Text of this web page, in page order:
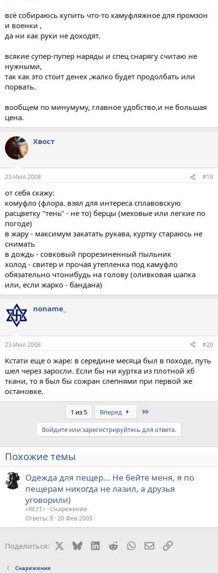
всё собираюсь купить что-то камуфляжное для промзон
и военки ,
да ни как руки не доходят.
всякие супер-пупер наряды и спец снарягу считаю не
нужными,
так как это стоит денех ,жалко будет продолбать или
порвать.
вообщем по минумуму, главное удобство,и не большая
цена.
Хвост
23 Июл 2008 #19
от себя скажу:
комуфло (флора. взял для интереса сплавовскую
расцветку "тень" - не то) берцы (меховые или легкие по
погоде)
в жару - максимум закатать рукава, куртку стараюсь не
снимать
в дождь - совковый прорезиненный пыльник
холод - свитер и прочая утепленка под камуфло
обязательно чтонибудь на голову (оливковая шапка
или, если жарко - бандана)
noname_
23 Июл 2008 #20
Кстати еще о жаре: в середине месяца был в походе, путь
шел через заросли. Если бы ни куртка из плотной хб
ткани, то я был бы сожран слепнями при первой же
остановке.
1 из 5 Вперёд
Войдите или зарегистрируйтесь для ответа.
Похожие темы
Одежда для пещер... Не бейте меня, я по
пещерам никогда не лазил, а друзья
уговорили)
<RE2T> Снаряжение
Ответы 9 20 Фев 2009
Поделиться: BlueskyLinkedIn
RedditWhatsAppЭлектронная
Ссылка
Снаряжение